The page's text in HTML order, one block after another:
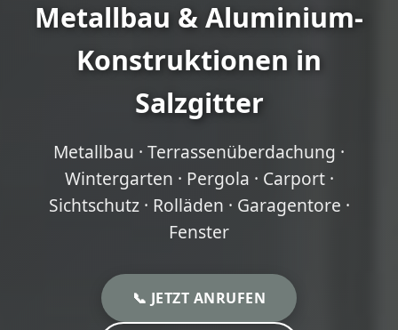
Metallbau & Aluminium-
Konstruktionen in
Salzgitter
Metallbau · Terrassenüberdachung ·
Wintergarten · Pergola · Carport ·
Sichtschutz · Rolläden · Garagentore ·
Fenster
📞 JETZT ANRUFEN